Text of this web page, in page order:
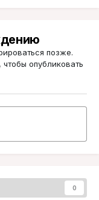
позже.
, чтобы опубликовать
0